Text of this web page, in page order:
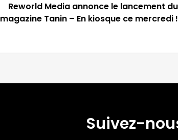
Reworld Media annonce le lancement du
magazine Tanin – En kiosque ce mercredi !
Suivez-